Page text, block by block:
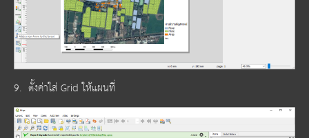
9. ตั้งค่าใส่ Grid ให้แผนที่